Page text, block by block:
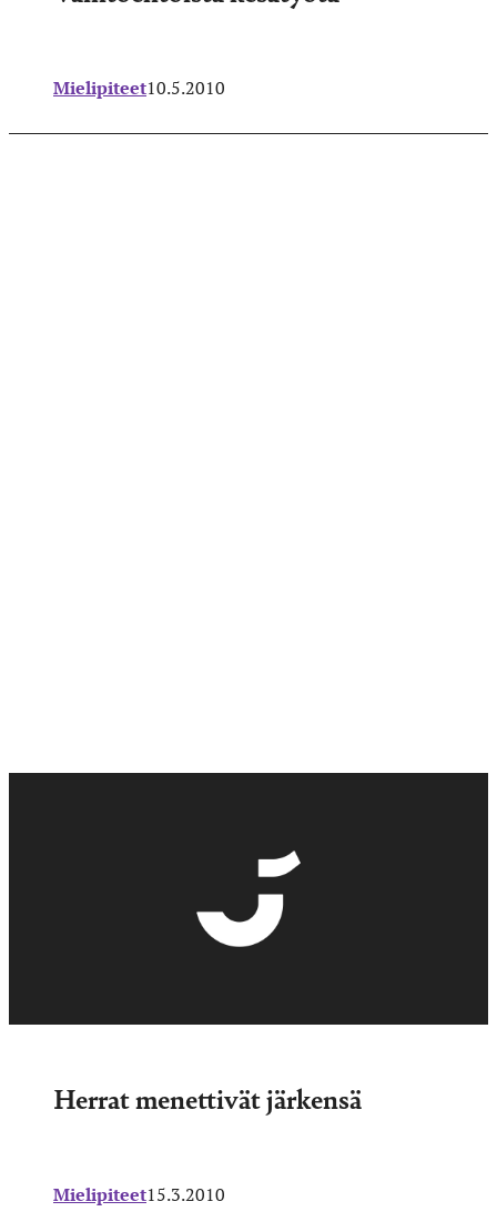
Mielipiteet10.5.2010
Herrat menettivät järkensä
Mielipiteet15.3.2010